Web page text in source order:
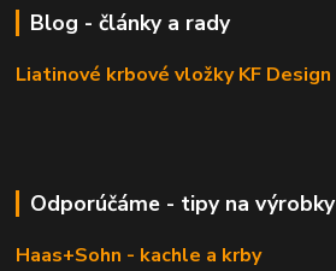
Blog - články a rady
Liatinové krbové vložky KF Design
Odporúčáme - tipy na výrobky
Haas+Sohn - kachle a krby